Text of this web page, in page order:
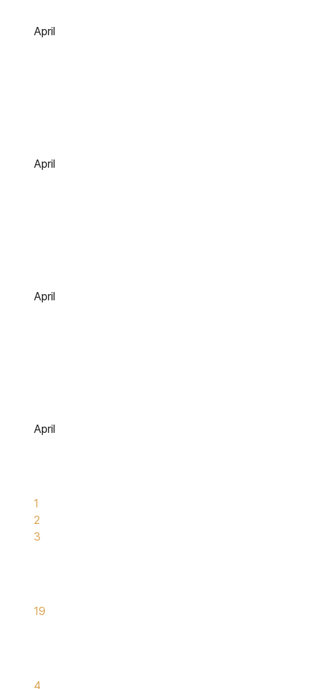
April
April
April
April
1
2
3
19
4